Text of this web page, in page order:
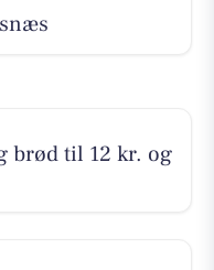
brød til 12 kr. og